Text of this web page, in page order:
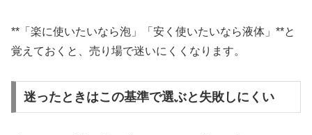
**「楽に使いたいなら泡」「安く使いたいなら液体」**と
覚えておくと、売り場で迷いにくくなります。
迷ったときはこの基準で選ぶと失敗しにくい